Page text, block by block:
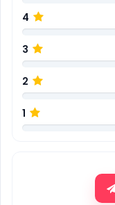
4
3
2
1